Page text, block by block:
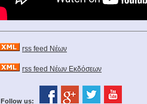
rss feed Νέων
rss feed Νέων Εκδόσεων
Follow us: